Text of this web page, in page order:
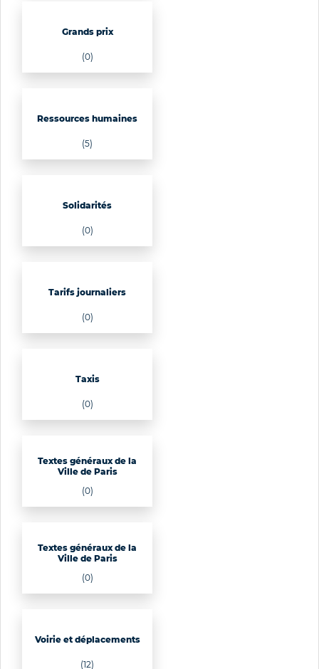
Grands prix
(0)
Ressources humaines
(5)
Solidarités
(0)
Tarifs journaliers
(0)
Taxis
(0)
Textes généraux de la
Ville de Paris
(0)
Textes généraux de la
Ville de Paris
(0)
Voirie et déplacements
(12)